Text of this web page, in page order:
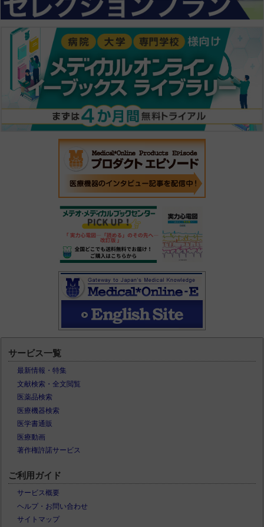
サービス一覧
最新情報・特集
文献検索・全文閲覧
医薬品検索
医療機器検索
医学書通販
医療動画
著作権許諾サービス
ご利用ガイド
サービス概要
ヘルプ・お問い合わせ
サイトマップ